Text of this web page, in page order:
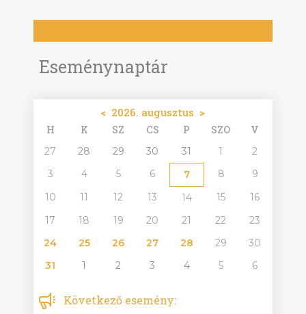
Eseménynaptár
< 2026. augusztus >
H K SZ CS P SZO V
27 28 29 30 31 1
2
3
4 5 6 7 8
9
10
11 12 13 14 15
16
17
18 19 20 21 22
23
24
25 26 27 28 29
30
31
1 2 3 4 5 6
Következő esemény: